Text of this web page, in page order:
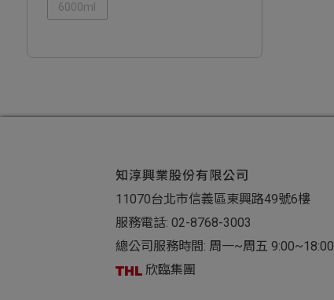
6000ml
知淳興業股份有限公司
11070台北市信義區東興路49號6樓
服務電話: 02-8768-3003
總公司服務時間: 周一~周五 9:00~18:00
欣臨集團